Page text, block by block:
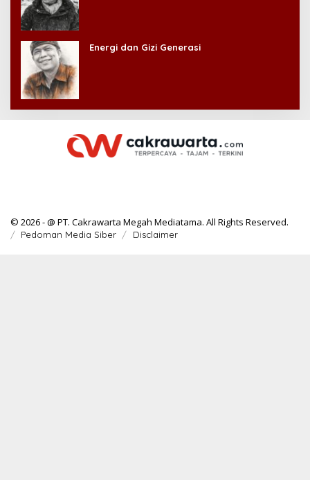
Energi dan Gizi Generasi
© 2026 - @ PT. Cakrawarta Megah Mediatama. All Rights Reserved.
Pedoman Media Siber Disclaimer